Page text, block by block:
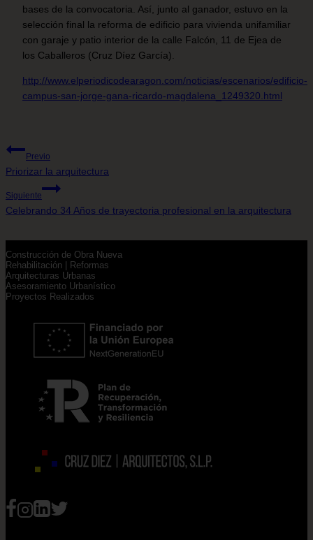
bases de la convocatoria. Así, junto al ganador, estuvo en la
selección final la reforma de edificio para vivienda unifamiliar
con garaje y patio interior de la calle Falcón, 11 de Ejea de
los Caballeros (Cruz Díez García).
http://www.elperiodicodearagon.com/noticias/escenarios/edificio-
campus-san-jorge-gana-ricardo-magdalena_1249320.html
Navegación
de
entradas
Previo
Priorizar la arquitectura
Siguiente
Celebrando 34 Años de trayectoria profesional en la arquitectura
Construcción de Obra Nueva
Rehabilitación | Reformas
Arquitecturas Urbanas
Asesoramiento Urbanístico
Proyectos Realizados